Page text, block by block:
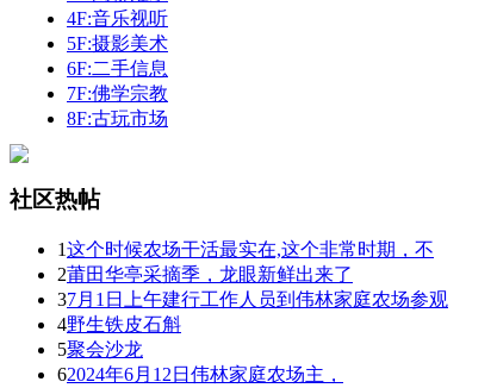
4F:音乐视听
5F:摄影美术
6F:二手信息
7F:佛学宗教
8F:古玩市场
社区热帖
1这个时候农场干活最实在,这个非常时期，不
2莆田华亭采摘季，龙眼新鲜出来了
37月1日上午建行工作人员到伟林家庭农场参观
4野生铁皮石斛
5聚会沙龙
62024年6月12日伟林家庭农场主，